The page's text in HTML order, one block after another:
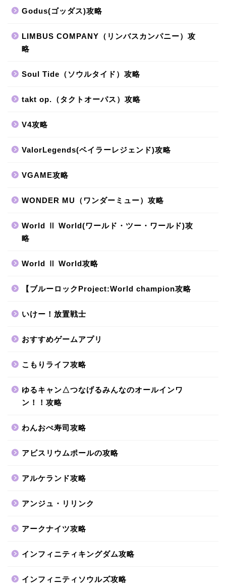
Godus(ゴッダス)攻略
LIMBUS COMPANY（リンバスカンパニー）攻
略
Soul Tide（ソウルタイド）攻略
takt op.（タクトオーパス）攻略
V4攻略
ValorLegends(ベイラーレジェンド)攻略
VGAME攻略
WONDER MU（ワンダーミュー）攻略
World Ⅱ World(ワールド・ツー・ワールド)攻
略
World Ⅱ World攻略
【ブルーロックProject:World champion攻略
いけー！放置戦士
おすすめゲームアプリ
こもりライフ攻略
ゆるキャン△つなげるみんなのオールインワ
ン！！攻略
わんおぺ寿司攻略
アビスリウムポールの攻略
アルケランド攻略
アンジュ・リリンク
アークナイツ攻略
インフィニティキングダム攻略
インフィニティソウルズ攻略